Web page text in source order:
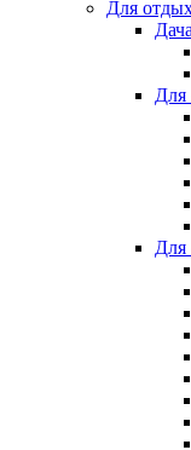
Для
Для
Для